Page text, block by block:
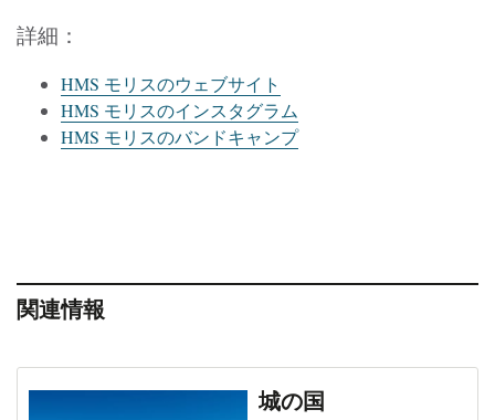
詳細：
HMS モリスのウェブサイト
HMS モリスのインスタグラム
HMS モリスのバンドキャンプ
関連情報
城の国